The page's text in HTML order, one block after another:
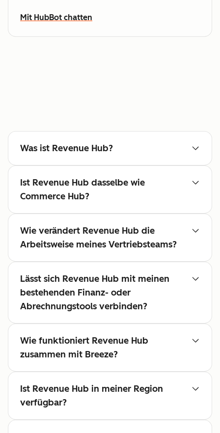
Mit HubBot chatten
Was ist Revenue Hub?
Ist Revenue Hub dasselbe wie
Commerce Hub?
Wie verändert Revenue Hub die
Arbeitsweise meines Vertriebsteams?
Lässt sich Revenue Hub mit meinen
bestehenden Finanz- oder
Abrechnungstools verbinden?
Wie funktioniert Revenue Hub
zusammen mit Breeze?
Ist Revenue Hub in meiner Region
verfügbar?